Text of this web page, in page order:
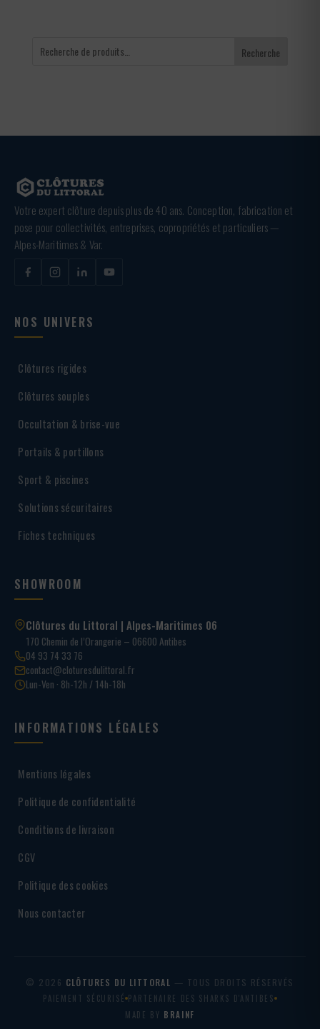
Recherche
Votre expert clôture depuis plus de 40 ans. Conception, fabrication et
pose pour collectivités, entreprises, copropriétés et particuliers —
Alpes-Maritimes & Var.
NOS UNIVERS
Clôtures rigides
Clôtures souples
Occultation & brise-vue
Portails & portillons
Sport & piscines
Solutions sécuritaires
Fiches techniques
SHOWROOM
Clôtures du Littoral | Alpes-Maritimes 06
170 Chemin de l’Orangerie – 06600 Antibes
04 93 74 33 76
contact@cloturesdulittoral.fr
Lun-Ven · 8h-12h / 14h-18h
INFORMATIONS LÉGALES
Mentions légales
Politique de confidentialité
Conditions de livraison
CGV
Politique des cookies
Nous contacter
© 2026 CLÔTURES DU LITTORAL — TOUS DROITS RÉSERVÉS
PAIEMENT SÉCURISÉ PARTENAIRE DES SHARKS D'ANTIBES
MADE BY BRAINF